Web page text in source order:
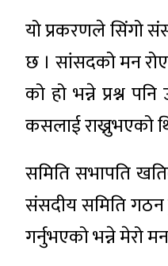
यो प्रकरणले सिंगो
छ । सांसदको मन
को हो भन्ने प्रश्न
कसलाई राख्नुभएको
समिति सभापति
संसदीय समिति गठन
गर्नुभएको भन्ने मेरो